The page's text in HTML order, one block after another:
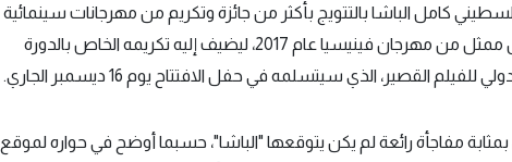
كامل الباشا بالتتويج بأكثر من جائزة وتكريم من مهرجانات سينمائية
عربية وعالمية، ومنها جائزة أفضل ممثل من مهرجان فينيسيا عام 2017، ليضيف إليه تكريمه الخاص بالدورة
القصير، الذي سيتسلمه في حفل الافتتاح يوم 16 ديسمبر الجاري.
بمثابة مفاجأة رائعة لم يكن يتوقعها "الباشا"، حسبما أوضح في حواره لموقع